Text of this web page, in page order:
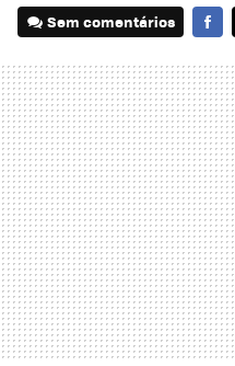
Sem comentários